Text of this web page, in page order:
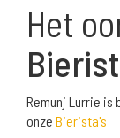
Het
Remunj Lurrie is
onze Bierista's